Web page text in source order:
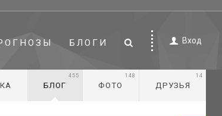
БЛОГИ Вход
БЛОГ
455
ФОТО
148
ДРУЗЬЯ
14